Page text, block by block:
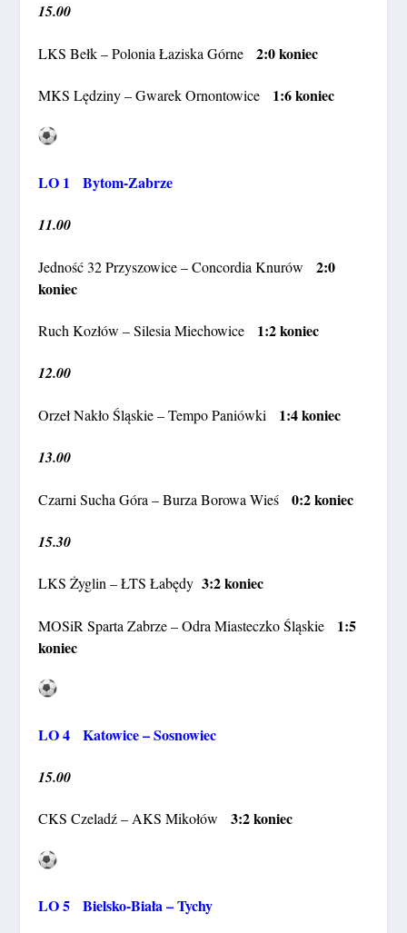
15.00
LKS Bełk – Polonia Łaziska Górne2:0 koniec
MKS Lędziny – Gwarek Ornontowice 1:6 koniec
LO 1 Bytom-Zabrze
11.00
Jedność 32 Przyszowice – Concordia Knurów2:0
koniec
Ruch Kozłów – Silesia Miechowice 1:2 koniec
12.00
Orzeł Nakło Śląskie – Tempo Paniówki 1:4 koniec
13.00
Czarni Sucha Góra – Burza Borowa Wieś0:2 koniec
15.30
LKS Żyglin – ŁTS Łabędy3:2 koniec
MOSiR Sparta Zabrze – Odra Miasteczko Śląskie 1:5
koniec
LO 4 Katowice – Sosnowiec
15.00
CKS Czeladź – AKS Mikołów3:2 koniec
LO 5 Bielsko-Biała – Tychy